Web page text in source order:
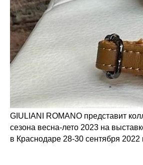
GIULIANI ROMANO представит
сезона весна-лето 2023 на
в Краснодаре 28-30 сентября 2022